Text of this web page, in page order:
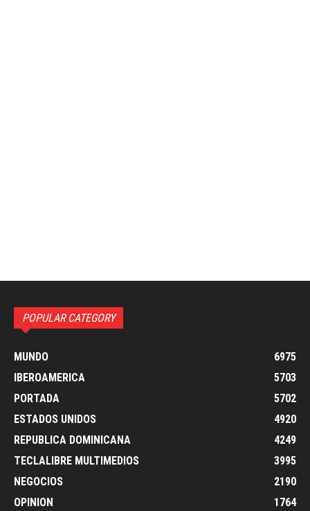
POPULAR CATEGORY
MUNDO
6975
IBEROAMERICA
5703
PORTADA
5702
ESTADOS UNIDOS
4920
REPUBLICA DOMINICANA
4249
TECLALIBRE MULTIMEDIOS
3995
NEGOCIOS
2190
OPINION
1764